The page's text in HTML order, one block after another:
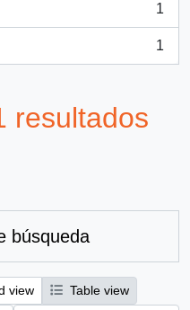
1
1
resultados
búsqueda
view
Table view